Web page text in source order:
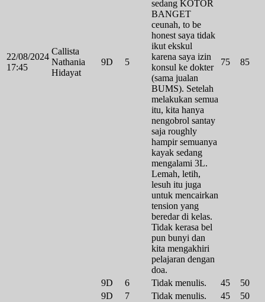
22/08/2024
17:45
Callista
Nathania
Hidayat
9D 5
sedang KOTOR
BANGET
ceunah, to be
honest saya tidak
ikut ekskul
karena saya izin
konsul ke dokter
(sama jualan
BUMS). Setelah
melakukan semua
itu, kita hanya
nengobrol santay
saja roughly
hampir semuanya
kayak sedang
mengalami 3L.
Lemah, letih,
lesuh itu juga
untuk mencairkan
tension yang
beredar di kelas.
Tidak kerasa bel
pun bunyi dan
kita mengakhiri
pelajaran dengan
doa.
75 85
9D 6 Tidak menulis. 45
50
9D
7 Tidak menulis. 45 50